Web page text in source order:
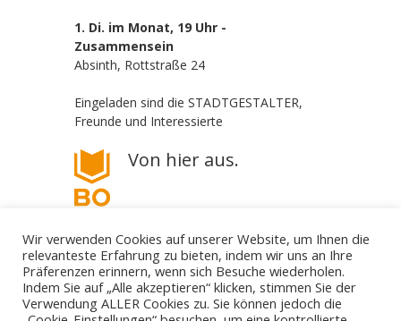
1. Di. im Monat, 19 Uhr -
Zusammensein
Absinth, Rottstraße 24
Eingeladen sind die STADTGESTALTER,
Freunde und Interessierte
Von hier aus.
Wir verwenden Cookies auf unserer Website, um Ihnen die
relevanteste Erfahrung zu bieten, indem wir uns an Ihre
Präferenzen erinnern, wenn sich Besuche wiederholen.
Indem Sie auf „Alle akzeptieren“ klicken, stimmen Sie der
Verwendung ALLER Cookies zu. Sie können jedoch die